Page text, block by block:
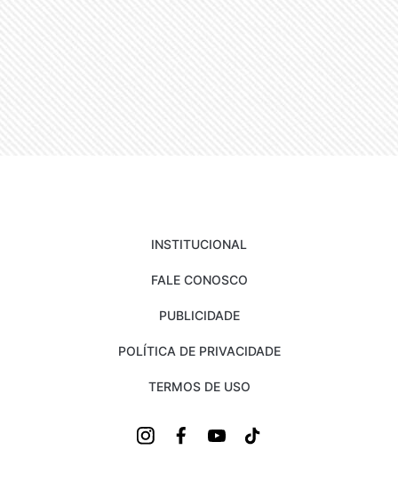
INSTITUCIONAL
FALE CONOSCO
PUBLICIDADE
POLÍTICA DE PRIVACIDADE
TERMOS DE USO